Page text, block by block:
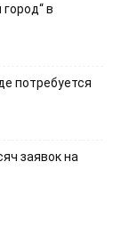
в
потребуется
заявок на